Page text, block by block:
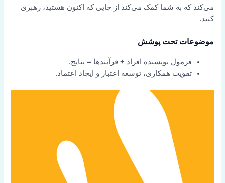
می‌کند که به شما کمک می‌کند از جایی که اکنون هستید، رهبری
کنید.
موضوعات تحت پوشش
فرمول نویسنده افراد + فرآیندها = نتایج.
تقویت همکاری، توسعه اعتبار و ایجاد اعتماد.